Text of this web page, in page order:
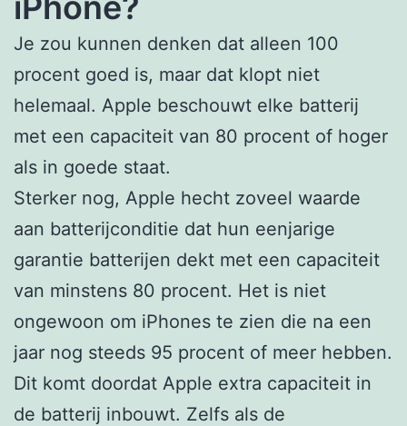
Je zou kunnen denken dat alleen 100
procent goed is, maar dat klopt niet
helemaal. Apple beschouwt elke batterij
met een capaciteit van 80 procent of hoger
als in goede staat.
Sterker nog, Apple hecht zoveel waarde
aan batterijconditie dat hun eenjarige
garantie batterijen dekt met een capaciteit
van minstens 80 procent. Het is niet
ongewoon om iPhones te zien die na een
jaar nog steeds 95 procent of meer hebben.
Dit komt doordat Apple extra capaciteit in
de batterij inbouwt. Zelfs als de